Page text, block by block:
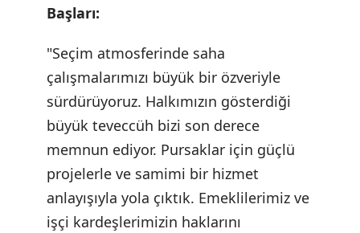
Başları:
"Seçim atmosferinde saha
çalışmalarımızı büyük bir özveriyle
sürdürüyoruz. Halkımızın gösterdiği
büyük teveccüh bizi son derece
memnun ediyor. Pursaklar için güçlü
projelerle ve samimi bir hizmet
anlayışıyla yola çıktık. Emeklilerimiz ve
işçi kardeşlerimizin haklarını